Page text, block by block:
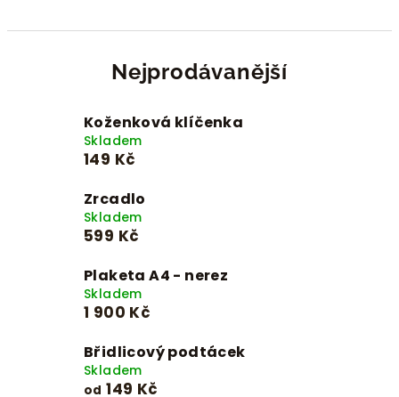
Nejprodávanější
Koženková klíčenka
Skladem
149 Kč
Zrcadlo
Skladem
599 Kč
Plaketa A4 - nerez
Skladem
1 900 Kč
Břidlicový podtácek
Skladem
od 149 Kč